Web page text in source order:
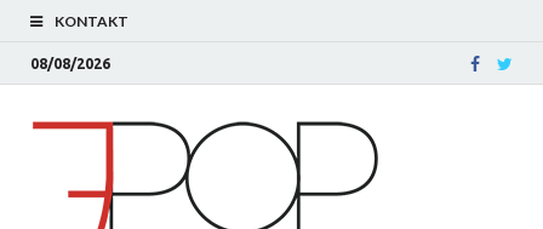
KONTAKT
08/08/2026